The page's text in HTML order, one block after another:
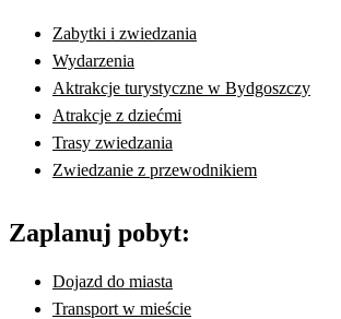
Zabytki i zwiedzania
Wydarzenia
Aktrakcje turystyczne w Bydgoszczy
Atrakcje z dziećmi
Trasy zwiedzania
Zwiedzanie z przewodnikiem
Zaplanuj pobyt:
Dojazd do miasta
Transport w mieście